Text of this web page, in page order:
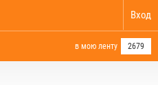
Вход
в мою ленту 2679